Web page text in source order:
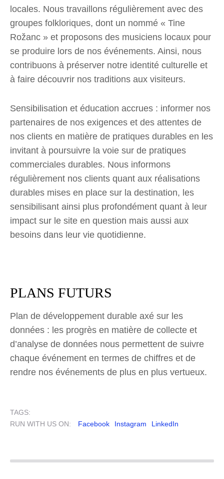
locales. Nous travaillons régulièrement avec des
groupes folkloriques, dont un nommé « Tine
Rožanc » et proposons des musiciens locaux pour
se produire lors de nos événements. Ainsi, nous
contribuons à préserver notre identité culturelle et
à faire découvrir nos traditions aux visiteurs.
Sensibilisation et éducation accrues : informer nos
partenaires de nos exigences et des attentes de
nos clients en matière de pratiques durables en les
invitant à poursuivre la voie sur de pratiques
commerciales durables. Nous informons
régulièrement nos clients quant aux réalisations
durables mises en place sur la destination, les
sensibilisant ainsi plus profondément quant à leur
impact sur le site en question mais aussi aux
besoins dans leur vie quotidienne.
PLANS FUTURS
Plan de développement durable axé sur les
données : les progrès en matière de collecte et
d’analyse de données nous permettent de suivre
chaque événement en termes de chiffres et de
rendre nos événements de plus en plus vertueux.
TAGS:
RUN WITH US ON:
Facebook Instagram LinkedIn